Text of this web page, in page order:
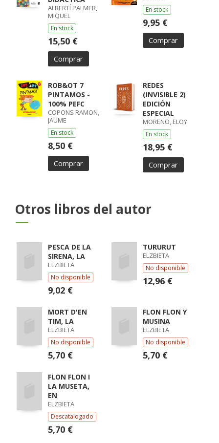
ALBERTÍ PALMER,
MIQUEL
En stock
15,50 €
Comprar
En stock
9,95 €
Comprar
ROB&OT 7
PINTAMOS -
100% PEFC
COPONS RAMON,
JAUME
En stock
8,50 €
Comprar
REDES
(INVISIBLE 2)
EDICIÓN
ESPECIAL
MORENO, ELOY
En stock
18,95 €
Comprar
Otros libros del autor
PESCA DE LA
SIRENA, LA
ELZBIETA
No disponible
9,02 €
TURURUT
ELZBIETA
No disponible
12,96 €
MORT D'EN
TIM, LA
ELZBIETA
No disponible
5,70 €
FLON FLON Y
MUSINA
ELZBIETA
No disponible
5,70 €
FLON FLON I
LA MUSETA,
EN
ELZBIETA
Descatalogado
5,70 €